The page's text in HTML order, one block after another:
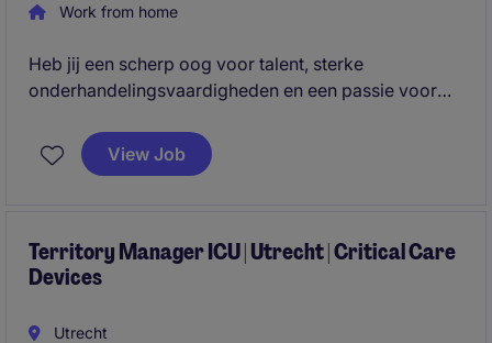
Work from home
Heb jij een scherp oog voor talent, sterke
onderhandelingsvaardigheden en een passie voor
sporters tijdens hun carrière, van
contractonderhandelingen tot commerciële kansen.
optimaal kunnen presteren, zowel op als buiten het
veld.
View Job
Territory Manager ICU | Utrecht | Critical Care
Devices
Utrecht